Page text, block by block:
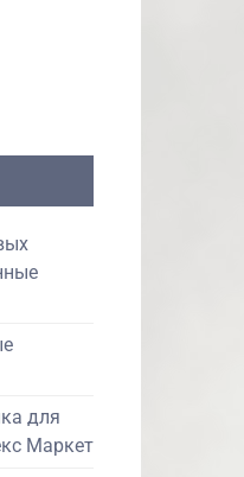
для
Маркет